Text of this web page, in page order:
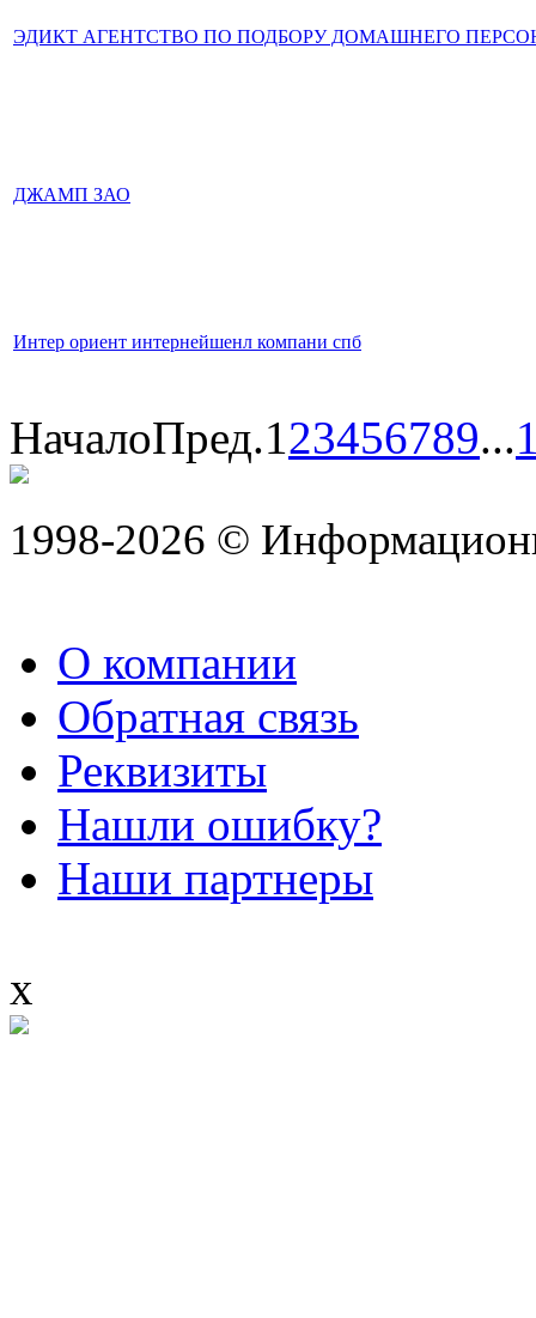
ЭДИКТ АГЕНТСТВО ПО ПОДБОРУ ДОМАШНЕГО
ДЖАМП ЗАО
Интер ориент интернейшенл компани спб
НачалоПред.123456789...
1998-2026 ©
О компании
Обратная связь
Реквизиты
Нашли ошибку?
Наши партнеры
x